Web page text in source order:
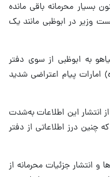
بسیار محرمانه باقی مانده
وزیر در ابوظبی مانند یک
به ابوظبی از سوی دفتر
امارات پیام اعتراضی شدید
انتشار این اطلاعات به‌شدت
درز اطلاعاتی از دفتر
انتشار جزئیات محرمانه از